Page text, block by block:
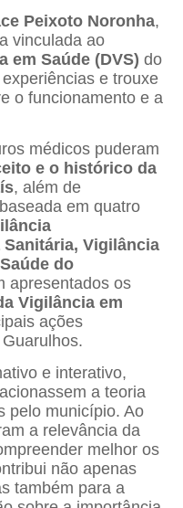
Peixoto Noronha,
vinculada ao
em Saúde (DVS) do
e trouxe
o funcionamento e a
médicos puderam
e o histórico da
, além de
em quatro
Vigilância
do
apresentados os
Vigilância em
ações
e interativo,
a teoria
pelo município. Ao
a relevância da
melhor os
não apenas
também para a